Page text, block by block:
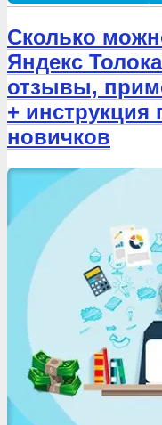
Сколько
Яндекс
отзывы,
+ инструкция
новичков